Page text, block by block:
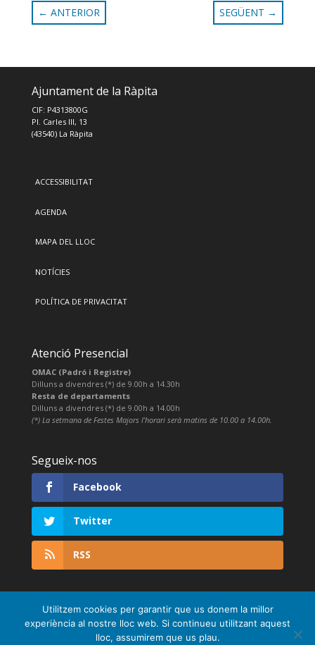
← ANTERIOR SEGÜENT →
Ajuntament de la Ràpita
CIF: P4313800G
Pl. Carles III, 13
(43540) La Ràpita
ACCESSIBILITAT
AGENDA
MAPA DEL LLOC
NOTÍCIES
POLÍTICA DE PRIVACITAT
Atenció Presencial
OMAC (Padró i Registre)
Dilluns a divendres (*) de 9.00h a 14.30h
Resta de departaments
Dilluns a divendres (*) de 9.00h a 14.00h
(*) La setmana de Festes Majors l’horari serà matins de 10.00 a 14.00h.
Segueix-nos
Facebook
Twitter
RSS
Utilitzem cookies per garantir que us donem la millor
experiència al nostre lloc web. Si continueu utilitzant aquest
lloc, assumirem que us plau.